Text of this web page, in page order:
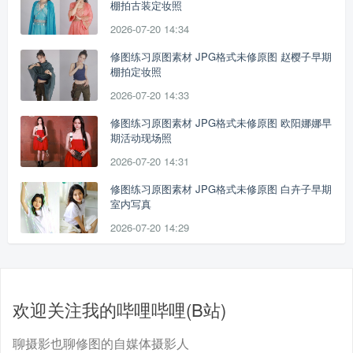
棚拍古装定妆照
2026-07-20 14:34
修图练习原图素材 JPG格式未修原图 赵樱子早期
棚拍定妆照
2026-07-20 14:33
修图练习原图素材 JPG格式未修原图 欧阳娜娜早
期活动现场照
2026-07-20 14:31
修图练习原图素材 JPG格式未修原图 白卉子早期
室内写真
2026-07-20 14:29
欢迎关注我的哔哩哔哩(B站)
聊摄影也聊修图的自媒体摄影人